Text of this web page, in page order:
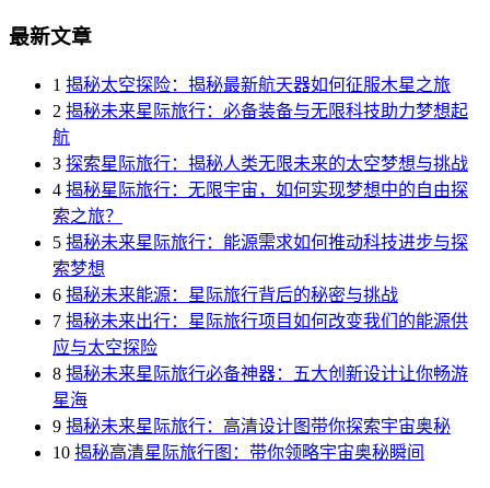
最新文章
1 揭秘太空探险：揭秘最新航天器如何征服木星之旅
2 揭秘未来星际旅行：必备装备与无限科技助力梦想起
航
3 探索星际旅行：揭秘人类无限未来的太空梦想与挑战
4 揭秘星际旅行：无限宇宙，如何实现梦想中的自由探
索之旅？
5 揭秘未来星际旅行：能源需求如何推动科技进步与探
索梦想
6 揭秘未来能源：星际旅行背后的秘密与挑战
7 揭秘未来出行：星际旅行项目如何改变我们的能源供
应与太空探险
8 揭秘未来星际旅行必备神器：五大创新设计让你畅游
星海
9 揭秘未来星际旅行：高清设计图带你探索宇宙奥秘
10 揭秘高清星际旅行图：带你领略宇宙奥秘瞬间